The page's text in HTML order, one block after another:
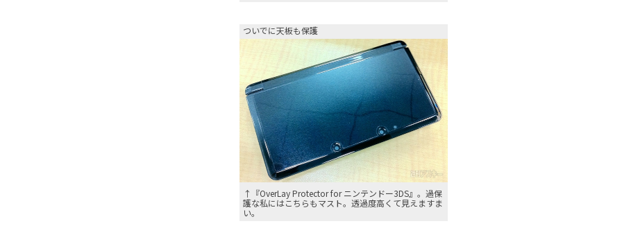
ついでに天板も保護
↑『OverLay Protector for ニンテンドー3DS』。過保
護な私にはこちらもマスト。透過度高くて見えますま
い。